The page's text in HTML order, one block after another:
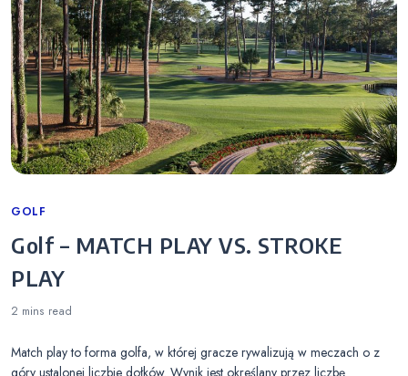
Categories
GOLF
Golf – MATCH PLAY VS. STROKE
PLAY
2 mins read
Match play to forma golfa, w której gracze rywalizują w meczach o z
góry ustalonej liczbie dołków. Wynik jest określany przez liczbę